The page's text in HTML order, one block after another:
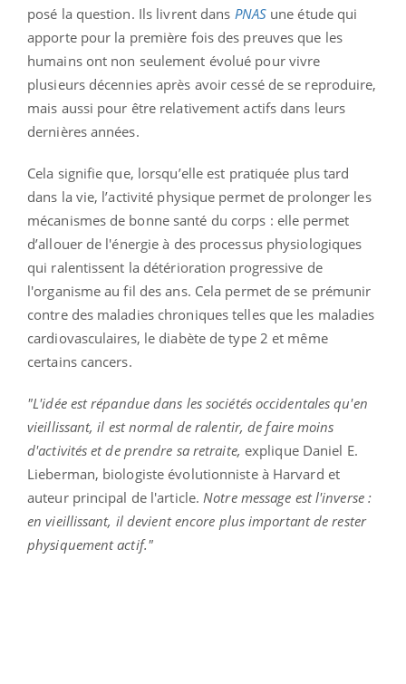
posé la question. Ils livrent dans PNASune étude qui
apporte pour la première fois des preuves que les
humains ont non seulement évolué pour vivre
plusieurs décennies après avoir cessé de se reproduire,
mais aussi pour être relativement actifs dans leurs
dernières années.
Cela signifie que, lorsqu’elle est pratiquée plus tard
dans la vie, l’activité physique permet de prolonger les
mécanismes de bonne santé du corps : elle permet
d’allouer de l'énergie à des processus physiologiques
qui ralentissent la détérioration progressive de
l'organisme au fil des ans. Cela permet de se prémunir
contre des maladies chroniques telles que les maladies
cardiovasculaires, le diabète de type 2 et même
certains cancers.
"L'idée est répandue dans les sociétés occidentales qu'en
vieillissant, il est normal de ralentir, de faire moins
d'activités et de prendre sa retraite, explique Daniel E.
Lieberman, biologiste évolutionniste à Harvard et
auteur principal de l'article. Notre message est l'inverse :
en vieillissant, il devient encore plus important de rester
physiquement actif."